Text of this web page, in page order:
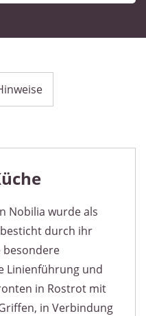
Nobilia wurde als
durch ihr
besondere
Linienführung und
in Rostrot mit
in Verbindung